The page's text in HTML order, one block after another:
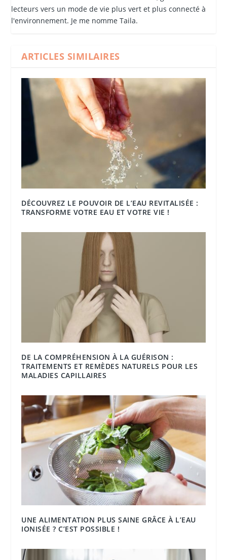
lecteurs vers un mode de vie plus vert et plus connecté à
l'environnement. Je me nomme Taila.
ARTICLES SIMILAIRES
DÉCOUVREZ LE POUVOIR DE L’EAU REVITALISÉE :
TRANSFORME VOTRE EAU ET VOTRE VIE !
DE LA COMPRÉHENSION À LA GUÉRISON :
TRAITEMENTS ET REMÈDES NATURELS POUR LES
MALADIES CAPILLAIRES
UNE ALIMENTATION PLUS SAINE GRÂCE À L’EAU
IONISÉE ? C’EST POSSIBLE !